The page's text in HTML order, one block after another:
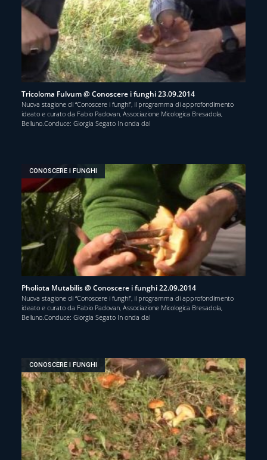
Tricoloma Fulvum @ Conoscere i funghi 23.09.2014
Nuova stagione di “Conoscere i funghi”, il programma di approfondimento
ideato e curato da Fabio Padovan, Associazione Micologica Bresadola,
Belluno.Conduce: Giorgia Segato In onda dal
CONOSCERE I FUNGHI
Pholiota Mutabilis @ Conoscere i funghi 22.09.2014
Nuova stagione di “Conoscere i funghi”, il programma di approfondimento
ideato e curato da Fabio Padovan, Associazione Micologica Bresadola,
Belluno.Conduce: Giorgia Segato In onda dal
CONOSCERE I FUNGHI